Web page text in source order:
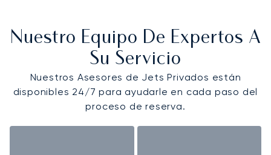
Nuestro Equipo De Expertos A
Su Servicio
Nuestros Asesores de Jets Privados están
disponibles 24/7 para ayudarle en cada paso del
proceso de reserva.